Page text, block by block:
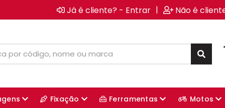
Já é cliente? - Entrar | Não é
Fixação Ferramentas Motos